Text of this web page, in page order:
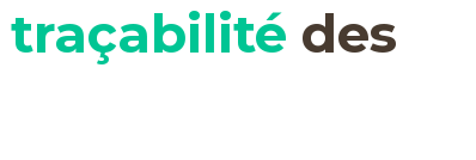
traçabilité des